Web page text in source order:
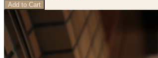
Add to Cart